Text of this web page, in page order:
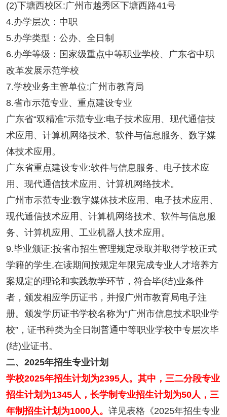
(2)下塘西校区:广州市越秀区下塘西路41号
4.办学层次：中职
5.办学类型：公办、全日制
6.办学等级：国家级重点中等职业学校、广东省中职
改革发展示范学校
7.学校业务主管单位:广州市教育局
8.省市示范专业、重点建设专业
广东省“双精准”示范专业:电子技术应用、现代通信技
术应用、计算机网络技术、软件与信息服务、数字媒
体技术应用。
广东省重点建设专业:软件与信息服务、电子技术应
用、现代通信技术应用、计算机网络技术。
广州市示范专业:数字媒体技术应用、电子技术应用、
现代通信技术应用、计算机网络技术、软件与信息服
务、计算机应用、工业机器人技术应用。
9.毕业颁证:按省市招生管理规定录取并取得学校正式
学籍的学生,在读期间按规定年限完成专业人才培养方
案规定的理论和实践教学环节，符合毕(结)业条件
者，颁发相应学历证书，并报广州市教育局电子注
册。颁发学历证书学校名称为“广州市信息技术职业学
校”，证书种类为全日制普通中等职业学校中专层次毕
(结)业证书。
二、2025年招生专业计划
学校2025年招生计划为2395人。其中，三二分段专业
招生计划为1345人，长学制专业招生计划为50人，三
年制招生计划为1000人。 详见表格《2025年招生专业